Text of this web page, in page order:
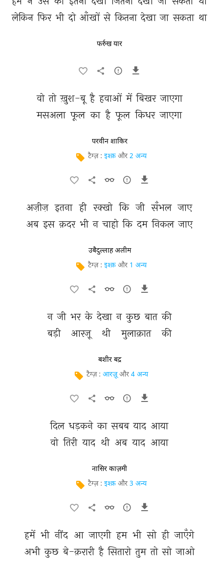
लेकिन फिर भी दो आँखों से कितना देखा जा सकता था
फर्रुख यार
वो तो ख़ुश-बू है हवाओं में बिखर जाएगा
मसअला फूल का है फूल किधर जाएगा
परवीन शाकिर
टैग्ज़ : इश्क़ और 2 अन्य
अज़ीज़ इतना ही रक्खो कि जी सँभल जाए
अब इस क़दर भी न चाहो कि दम निकल जाए
उबैदुल्लाह अलीम
टैग्ज़ : इश्क़ और 1 अन्य
न जी भर के देखा न कुछ बात की
बड़ी
आरज़ू थी मुलाक़ात की
बशीर बद्र
टैग्ज़ : आरज़ू और 4 अन्य
दिल धड़कने का सबब याद आया
वो तिरी याद थी अब याद आया
नासिर काज़मी
टैग्ज़ : इश्क़ और 3 अन्य
हमें भी नींद आ जाएगी हम भी सो ही जाएँगे
अभी कुछ बे-क़रारी है सितारो तुम तो सो जाओ